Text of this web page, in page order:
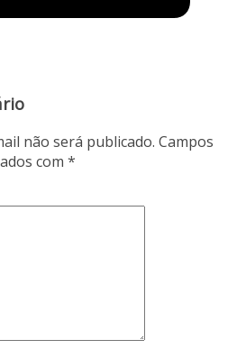
não será publicado. Campos
com *